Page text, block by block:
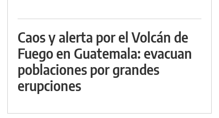
Caos y alerta por el Volcán de
Fuego en Guatemala: evacuan
poblaciones por grandes
erupciones